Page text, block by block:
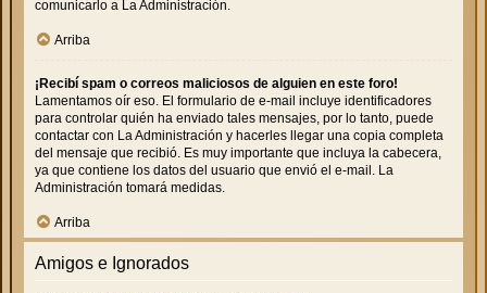
comunicarlo a La Administración.
Arriba
¡Recibí spam o correos maliciosos de alguien en este foro!
Lamentamos oír eso. El formulario de e-mail incluye identificadores
para controlar quién ha enviado tales mensajes, por lo tanto, puede
contactar con La Administración y hacerles llegar una copia completa
del mensaje que recibió. Es muy importante que incluya la cabecera,
ya que contiene los datos del usuario que envió el e-mail. La
Administración tomará medidas.
Arriba
Amigos e Ignorados